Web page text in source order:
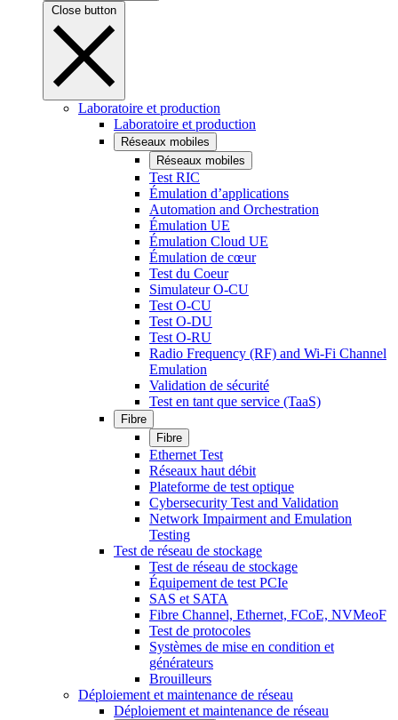
Close button
Laboratoire et production
Laboratoire et production
Réseaux mobiles
Réseaux mobiles
Test RIC
Émulation d’applications
Automation and Orchestration
Émulation UE
Émulation Cloud UE
Émulation de cœur
Test du Coeur
Simulateur O-CU
Test O-CU
Test O-DU
Test O-RU
Radio Frequency (RF) and Wi-Fi Channel
Emulation
Validation de sécurité
Test en tant que service (TaaS)
Fibre
Fibre
Ethernet Test
Réseaux haut débit
Plateforme de test optique
Cybersecurity Test and Validation
Network Impairment and Emulation
Testing
Test de réseau de stockage
Test de réseau de stockage
Équipement de test PCIe
SAS et SATA
Fibre Channel, Ethernet, FCoE, NVMeoF
Test de protocoles
Systèmes de mise en condition et
générateurs
Brouilleurs
Déploiement et maintenance de réseau
Déploiement et maintenance de réseau